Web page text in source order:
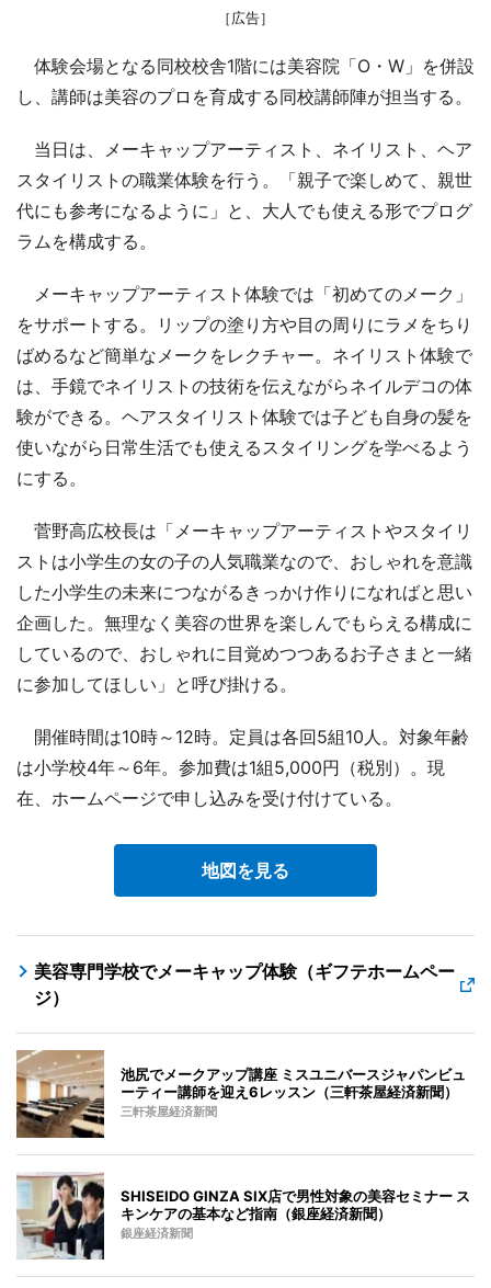
［広告］
体験会場となる同校校舎1階には美容院「O・W」を併設
し、講師は美容のプロを育成する同校講師陣が担当する。
当日は、メーキャップアーティスト、ネイリスト、ヘア
スタイリストの職業体験を行う。「親子で楽しめて、親世
代にも参考になるように」と、大人でも使える形でプログ
ラムを構成する。
メーキャップアーティスト体験では「初めてのメーク」
をサポートする。リップの塗り方や目の周りにラメをちり
ばめるなど簡単なメークをレクチャー。ネイリスト体験で
は、手鏡でネイリストの技術を伝えながらネイルデコの体
験ができる。ヘアスタイリスト体験では子ども自身の髪を
使いながら日常生活でも使えるスタイリングを学べるよう
にする。
菅野高広校長は「メーキャップアーティストやスタイリ
ストは小学生の女の子の人気職業なので、おしゃれを意識
した小学生の未来につながるきっかけ作りになればと思い
企画した。無理なく美容の世界を楽しんでもらえる構成に
しているので、おしゃれに目覚めつつあるお子さまと一緒
に参加してほしい」と呼び掛ける。
開催時間は10時～12時。定員は各回5組10人。対象年齢
は小学校4年～6年。参加費は1組5,000円（税別）。現
在、ホームページで申し込みを受け付けている。
地図を見る
美容専門学校でメーキャップ体験（ギフテホームペー
ジ）
池尻でメークアップ講座 ミスユニバースジャパンビュ
ーティー講師を迎え6レッスン（三軒茶屋経済新聞）
三軒茶屋経済新聞
SHISEIDO GINZA SIX店で男性対象の美容セミナー ス
キンケアの基本など指南（銀座経済新聞）
銀座経済新聞